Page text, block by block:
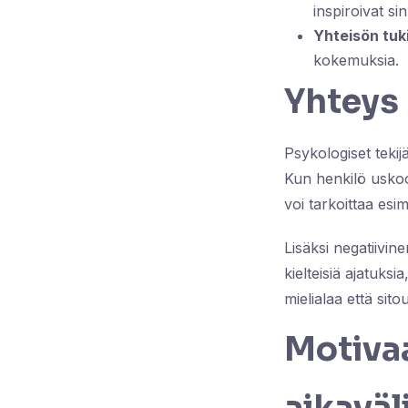
inspiroivat
Yhteisön
kokemuksia.
Psykologiset
Kun henkilö
voi tarkoittaa
Lisäksi
kielteisiä
mielialaa että